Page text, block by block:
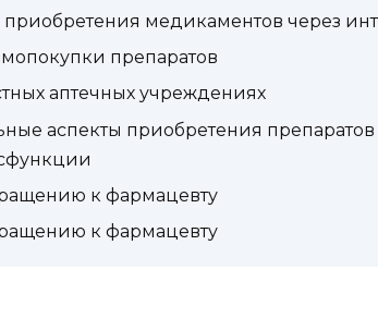
медикаментов через
препаратов
аптечных учреждениях
аспекты приобретения
к фармацевту
к фармацевту